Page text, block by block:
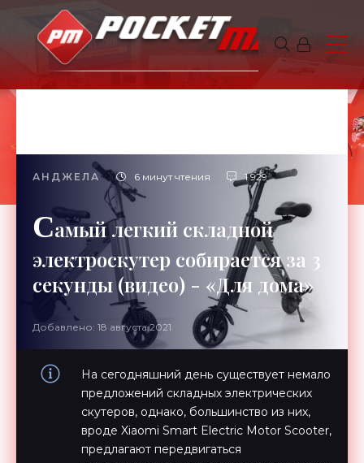
АНДЖЕЛА 6 минут чтения 1 929
Самый легкий складной
электроскутер собирается за 3
секунды (видео) - «Для дома»
Добавлено: 18 августа 2021
На сегодняшний день существует немало
предложений складных электрических
скутеров, однако, большинство из них,
вроде Xiaomi Smart Electric Motor Scooter,
предлагают передвигаться